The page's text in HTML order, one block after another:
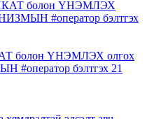
болон ҮНЭМЛЭХ олгох
бэлтгэх 21